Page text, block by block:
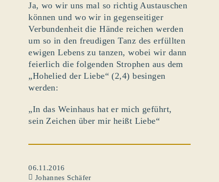
Ja, wo wir uns mal so richtig Austauschen
können und wo wir in gegenseitiger
Verbundenheit die Hände reichen werden
um so in den freudigen Tanz des erfüllten
ewigen Lebens zu tanzen, wobei wir dann
feierlich die folgenden Strophen aus dem
„Hohelied der Liebe“ (2,4) besingen
werden:
„In das Weinhaus hat er mich geführt,
sein Zeichen über mir heißt Liebe“
06.11.2016
Johannes Schäfer